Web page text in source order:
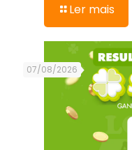
Ler mais
07/08/2026